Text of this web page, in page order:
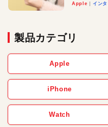
Apple イン
製品カテゴリ
Apple
iPhone
Watch